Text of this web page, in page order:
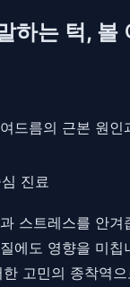
하는 턱,
드름의 근본 원
진료
스트레스를 안
도 영향을 미
고민의 종착역으